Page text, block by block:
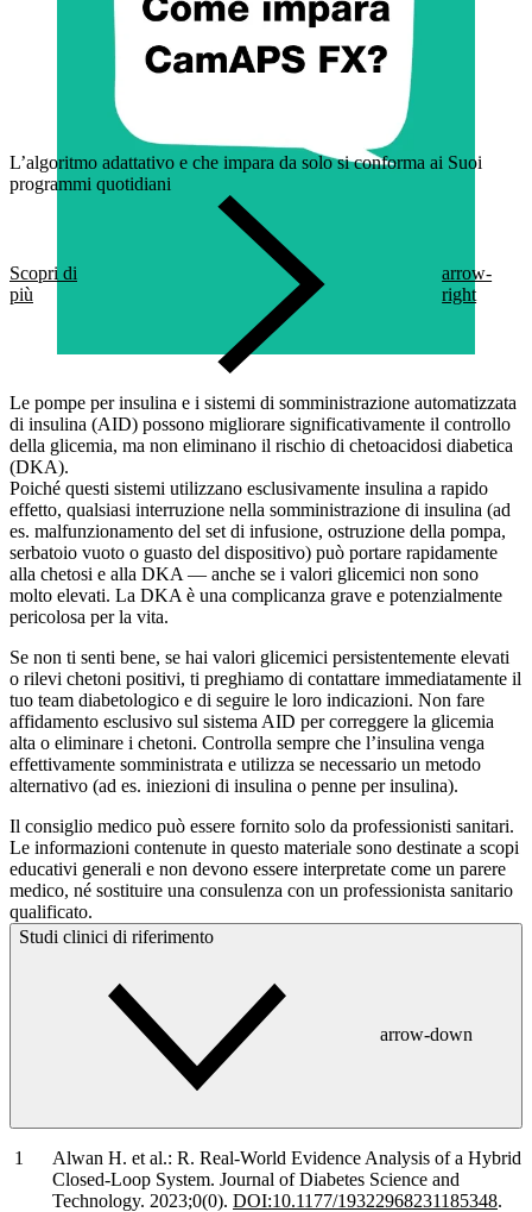
L’algoritmo adattativo e che impara da solo si conforma ai Suoi
programmi quotidiani
Scopri di
più
arrow-
right
Le pompe per insulina e i sistemi di somministrazione automatizzata
di insulina (AID) possono migliorare significativamente il controllo
della glicemia, ma non eliminano il rischio di chetoacidosi diabetica
(DKA).
Poiché questi sistemi utilizzano esclusivamente insulina a rapido
effetto, qualsiasi interruzione nella somministrazione di insulina (ad
es. malfunzionamento del set di infusione, ostruzione della pompa,
serbatoio vuoto o guasto del dispositivo) può portare rapidamente
alla chetosi e alla DKA — anche se i valori glicemici non sono
molto elevati. La DKA è una complicanza grave e potenzialmente
pericolosa per la vita.
Se non ti senti bene, se hai valori glicemici persistentemente elevati
o rilevi chetoni positivi, ti preghiamo di contattare immediatamente il
tuo team diabetologico e di seguire le loro indicazioni. Non fare
affidamento esclusivo sul sistema AID per correggere la glicemia
alta o eliminare i chetoni. Controlla sempre che l’insulina venga
effettivamente somministrata e utilizza se necessario un metodo
alternativo (ad es. iniezioni di insulina o penne per insulina).
Il consiglio medico può essere fornito solo da professionisti sanitari.
Le informazioni contenute in questo materiale sono destinate a scopi
educativi generali e non devono essere interpretate come un parere
medico, né sostituire una consulenza con un professionista sanitario
qualificato.
Studi clinici di riferimento
arrow-down
Alwan H. et al.: R. Real-World Evidence Analysis of a Hybrid
Closed-Loop System. Journal of Diabetes Science and
Technology. 2023;0(0). DOI:10.1177/19322968231185348.